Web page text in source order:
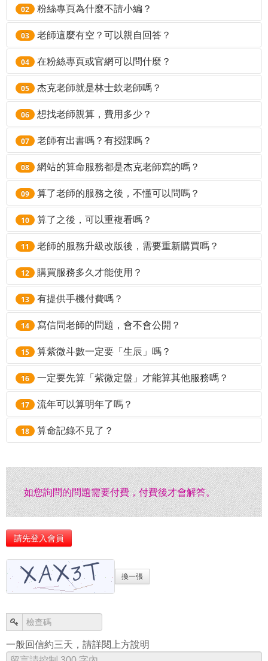
目前粉絲專頁沒有小編，全部都是杰克老師親自回答；
官網部分回信可能有客服處理，但命理專業問題依然由
杰克老師親自回答。
粉絲專頁：
林士欽-LifeDNA紫微
02
粉絲專頁為什麼不請小編？
粉絲專頁類似杰克老師的個人部落格，所以當然不需要
請小編囉。
03
老師這麼有空？可以親自回答？
如果有疑問，請盡量簡單扼要，需要儘速處理的，都會
儘快處理。
但老師確實沒有時間回覆太多信件，所以來信不一定能
馬上回覆，也沒辦法幫大家免費看盤，請見諒
04
在粉絲專頁或官網可以問什麼？
Facebook粉絲專頁主要是輔助老師的官網，如果您看過
官網的服務介紹、範例影片之後還是不知道什麼服務能
解答，可以來信詢問。網站服務很白話也很完整，如果
算完之後還有看不懂的地方，可以求解釋，老師也會作
為日後服務升級改版的參考。
歡迎關注 Facebook 粉絲專頁最新貼文，談到有興趣的
主題時，也歡迎到 Facebook 粉絲專頁參與留言。
05
杰克老師就是林士欽老師嗎？
對的。LifeDNA 目前只有一位老師，來信給杰克老師跟
林老師，都是一樣的。
06
想找老師親算，費用多少？
親算費用NTD 6000 /兩小時，但目前老師全心全力在開
發與維護網站服務，也預計要寫兩本書，所以暫時沒有
號碼牌可以領，請直接使用網站的數位服務。每個服務
都是專題式的解答，跟親算差不多，甚至比老師口述還
要完整，算了之後您的疑惑應該也解決差不多了。
07
老師有出書嗎？有授課嗎？
杰克老師的第一本書正在加緊撰寫中，關於授課，目前
老師抽不出時間，新班開課日期尚未決定，請密切注意
官網與粉絲專頁
林士欽-LifeDNA紫微
的公布資訊。授課內
容可參考
介紹。
08
網站的算命服務都是杰克老師寫的嗎？
對的。杰克老師是少見會寫軟體的算命老師，官網每個
命理服務的「分析內容與算命程式」都是老師從頭到尾
親自完成的，不僅檢查很仔細，分析也很細緻、很口
語，前後連貫性也很好，不會有拼湊的感覺，也不會有
前後矛盾的狀況。由於每個數位服務的資料庫文字量都
至少是一兩本書，開發一個全新的服務，至少都要半年
以上，如果現在還沒有您需要的服務，也可以來信建
議，說不定過兩年就寫出來了。
09
算了老師的服務之後，不懂可以問嗎？
相關的疑問可以詢問，但是請多看幾次，消化消化之後
如果真的還有疑問再來信。
10
算了之後，可以重複看嗎？
當然可以，想看都可以隨時看。「算命回顧」在
方的「會員」按鈕中，很容易找。
11
老師的服務升級改版後，需要重新購買嗎？
不用。LifeDNA從2008年正式上線至今，很多服務都歷
經了多次改版，目前為止不論是服務升級、內容增加、
價格調漲，使用過的會員都免費升級，不需重新購買也
不用加價，就可以從「算命回顧」取得最新版內容。一
次購買終生享用，虧本生意只有杰克老師願意做
網站歷程在網站最上方：
關於我們
12
購買服務多久才能使用？
除了「銀行轉帳」與「銀聯卡（可透過綠界科技信用卡
購買服務）」這兩項之外，購買服務完成之後都可以立
即使用。購買完成之後，您會收到 email 通知，在信件
裡面可以找到使用網址，也可以在
購買記錄
中找到使
用入口。
13
有提供手機付費嗎？
目前沒有提供手機付費，建議使用信用卡購買服務
14
寫信問老師的問題，會不會公開？
有可能會。但是可以放一百個心，會員隱私我一直很重
視，分享的案例都是對大家有幫助的，很私密的問題我
也不會公開，該遮掩的部份也都一定會遮掩（可以參考
粉絲專頁上的案例分享）
15
算紫微斗數一定要「生辰」嗎？
是的，紫微斗數排盤一定要生辰。如果不確定生辰，可
以到戶政事務所查出生證明。
如果只知道是「早上出生」，可以輸入早上 8 點。「紫
微定盤」提供會員調整前後時辰，輸入早上 8 點相當於
可以查詢 早上 5-7 點（前一個生辰） / 早上 7-9 點（ 8
命盤分析。
16
一定要先算「紫微定盤」才能算其他服務嗎？
是的。如果想使用其他服務，系統會列出帳號中已經算
過「紫微定盤」的生辰讓你挑選，所以一定要先算過
「紫微定盤」才能使用其他服務。即使你已經百分之百
確定自己的生辰，也一樣要先算過（還是曾經有自認為
都要算「紫微定盤」的另一個主要原因是，網站所有服
務都有特定的專題，不會再重複分析個性或基本命格，
所以「紫微定盤」好比樹幹，其他服務則是樹枝與樹
葉，先算過「紫微定盤」會有助於對其他服務的理解。
為了讓大家更輕鬆使用其他命理諮詢服務，2012 年底
起，原本售價 550 元的紫微定盤（紫微命盤）就提供每
個會員免費領取一個，也可以用非常便宜的價格加購。
領取紫微定盤
17
流年可以算明年了嗎？
當然可以，一共有10年的範圍可以自由選擇
再來信給老師
流年相關的問題
18
算命記錄不見了？
會不見，100% 的原因都是「在另一個帳號」中
查一下您曾經用什麼信箱申請會員，就會找到了
如您詢問的問題需要付費，付費後才會解答。
請先登入會員
換一張
一般回信約三天，請詳閱上方說明